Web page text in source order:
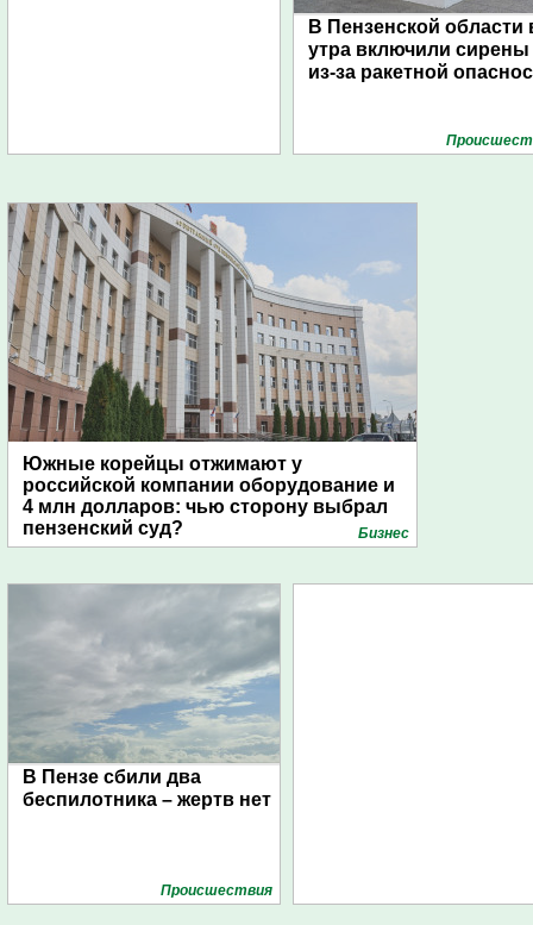
В Пензенской области
утра включили сирены
из-за ракетной
Южные корейцы отжимают у
российской компании оборудование и
4 млн долларов: чью сторону выбрал
пензенский суд?
Бизнес
В Пензе сбили два
беспилотника – жертв нет
Проиcшествия